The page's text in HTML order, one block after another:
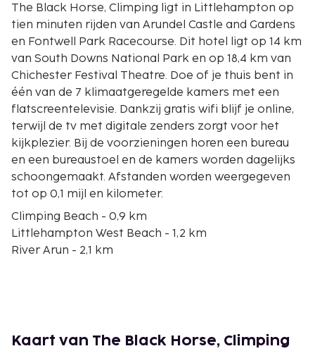
The Black Horse, Climping ligt in Littlehampton op
tien minuten rijden van Arundel Castle and Gardens
en Fontwell Park Racecourse. Dit hotel ligt op 14 km
van South Downs National Park en op 18,4 km van
Chichester Festival Theatre. Doe of je thuis bent in
één van de 7 klimaatgeregelde kamers met een
flatscreentelevisie. Dankzij gratis wifi blijf je online,
terwijl de tv met digitale zenders zorgt voor het
kijkplezier. Bij de voorzieningen horen een bureau
en een bureaustoel en de kamers worden dagelijks
schoongemaakt. Afstanden worden weergegeven
tot op 0,1 mijl en kilometer.
Climping Beach - 0,9 km
Littlehampton West Beach - 1,2 km
River Arun - 2,1 km
Harbour Park - 3,6 km
Kaart van The Black Horse, Climping